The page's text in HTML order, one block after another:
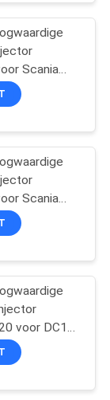
Scania
Scania
voor DC10